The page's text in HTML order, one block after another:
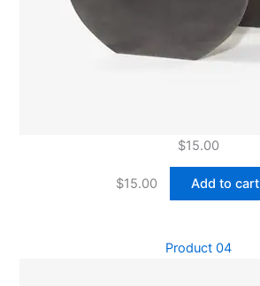
$15.00
$15.00 Add to cart
Product 04